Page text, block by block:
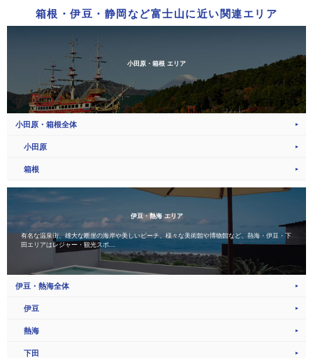
箱根・伊豆・静岡など富士山に近い関連エリア
小田原・箱根 エリア
小田原・箱根全体
小田原
箱根
伊豆・熱海 エリア
有名な温泉街、雄大な断崖の海岸や美しいビーチ、様々な美術館や博物館など、熱海・伊豆・下
田エリアはレジャー・観光スポ...
伊豆・熱海全体
伊豆
熱海
下田